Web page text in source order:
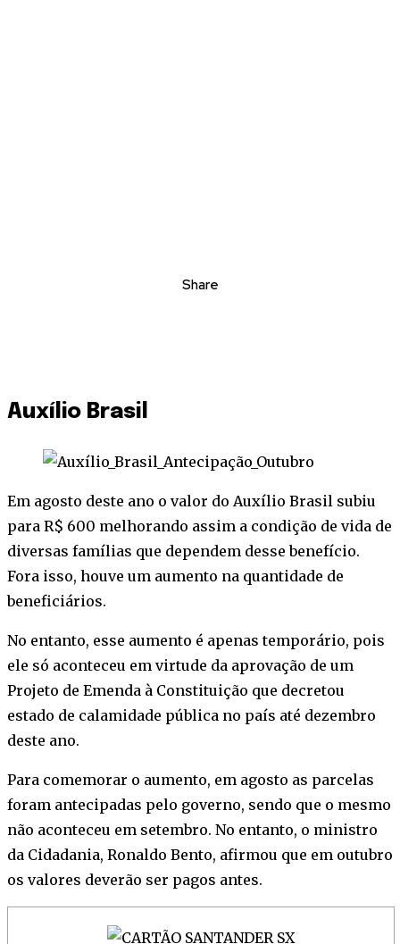
Share
Auxílio Brasil
Em agosto deste ano o valor do Auxílio Brasil subiu
para R$ 600 melhorando assim a condição de vida de
diversas famílias que dependem desse benefício.
Fora isso, houve um aumento na quantidade de
beneficiários.
No entanto, esse aumento é apenas temporário, pois
ele só aconteceu em virtude da aprovação de um
Projeto de Emenda à Constituição que decretou
estado de calamidade pública no país até dezembro
deste ano.
Para comemorar o aumento, em agosto as parcelas
foram antecipadas pelo governo, sendo que o mesmo
não aconteceu em setembro. No entanto, o ministro
da Cidadania, Ronaldo Bento, afirmou que em outubro
os valores deverão ser pagos antes.